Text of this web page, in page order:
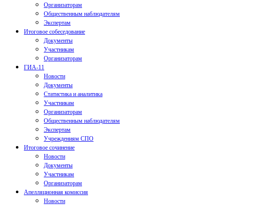
Организаторам
Общественным наблюдателям
Экспертам
Итоговое собеседование
Документы
Участникам
Организаторам
ГИА-11
Новости
Документы
Статистика и аналитика
Участникам
Организаторам
Общественным наблюдателям
Экспертам
Учреждениям СПО
Итоговое сочинение
Новости
Документы
Участникам
Организаторам
Апелляционная комиссия
Новости